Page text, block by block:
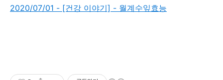
2020/07/01 - [건강 이야기] - 월계수잎효능